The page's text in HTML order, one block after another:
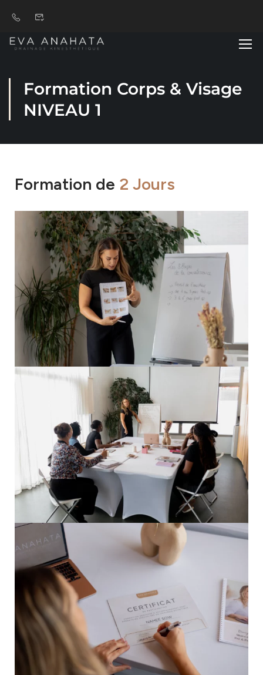
Formation Corps & Visage
NIVEAU 1
Formation de 2 Jours